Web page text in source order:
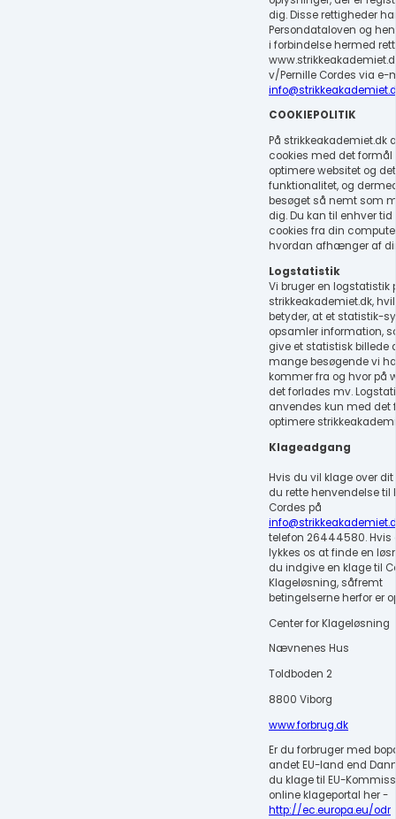
dig. Disse rettigheder
Persondataloven og
i forbindelse hermed
v/Pernille Cordes via e-
COOKIEPOLITIK
På strikkeakademiet.dk
cookies med det formål
optimere websitet og
funktionalitet, og
besøget så nemt som
dig. Du kan til enhver tid
cookies fra din
hvordan afhænger af
Logstatistik
Vi bruger en logstatistik
strikkeakademiet.dk,
betyder, at et statistik-
opsamler information,
give et statistisk billede
mange besøgende vi
kommer fra og hvor på
det forlades mv.
anvendes kun med det
optimere
Klageadgang
Hvis du vil klage over dit
du rette henvendelse til
Cordes på
telefon 26444580. Hvis
lykkes os at finde en
du indgive en klage til
Klageløsning, såfremt
betingelserne herfor er
Center for Klageløsning
Nævnenes Hus
Toldboden 2
8800 Viborg
www.forbrug.dk
Er du forbruger med
andet EU-land end
du klage til EU-
online klageportal her -
http://ec.europa.eu/odr